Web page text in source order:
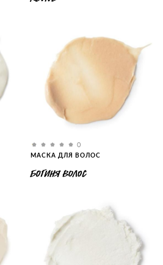
0
МАСКА ДЛЯ ВОЛОС
БОГИНЯ ВОЛОС